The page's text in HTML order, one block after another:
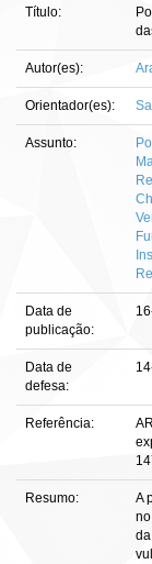
Título:
Autor(es):
Orientador(es):
Assunto:
Data de
publicação:
Data de
defesa:
Referência:
Resumo:
A